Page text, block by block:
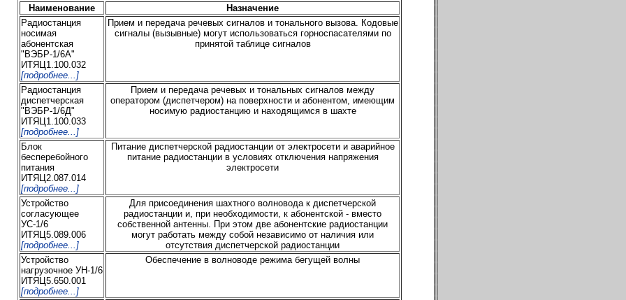
Наименование
Назначение
Радиостанция
носимая
абонентская
"ВЭБР-1/6А"
ИТЯЦ1.100.032
[подробнее...]
Прием и передача речевых сигналов и тонального вызова. Кодовые
сигналы (вызывные) могут использоваться горноспасателями по
принятой таблице сигналов
Радиостанция
диспетчерская
"ВЭБР-1/6Д"
ИТЯЦ1.100.033
[подробнее...]
Прием и передача речевых и тональных сигналов между
оператором (диспетчером) на поверхности и абонентом, имеющим
носимую радиостанцию и находящимся в шахте
Блок
бесперебойного
питания
ИТЯЦ2.087.014
[подробнее...]
Питание диспетчерской радиостанции от электросети и аварийное
питание радиостанции в условиях отключения напряжения
электросети
Устройство
согласующее
УС-1/6
ИТЯЦ5.089.006
[подробнее...]
Для присоединения шахтного волновода к диспетчерской
радиостанции и, при необходимости, к абонентской - вместо
собственной антенны. При этом две абонентские радиостанции
могут работать между собой независимо от наличия или
отсутствия диспетчерской радиостанции
Устройство
нагрузочное УН-1/6
ИТЯЦ5.650.001
[подробнее...]
Обеспечение в волноводе режима бегущей волны